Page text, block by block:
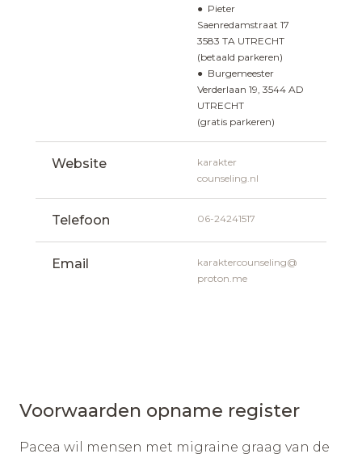
● Pieter
Saenredamstraat 17
3583 TA UTRECHT
(betaald parkeren)
● Burgemeester
Verderlaan 19, 3544 AD
UTRECHT
(gratis parkeren)
Website
karakter
counseling.nl
Telefoon 06-24241517
Email
karaktercounseling@
proton.me
Voorwaarden opname register
Pacea wil mensen met migraine graag van de